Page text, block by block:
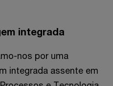
integrada
nos por uma
integrada assente em